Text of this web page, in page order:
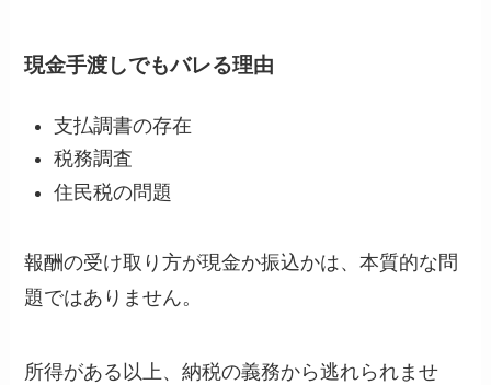
現金手渡しでもバレる理由
支払調書の存在
税務調査
住民税の問題
報酬の受け取り方が現金か振込かは、本質的な問
題ではありません。
所得がある以上、納税の義務から逃れられませ